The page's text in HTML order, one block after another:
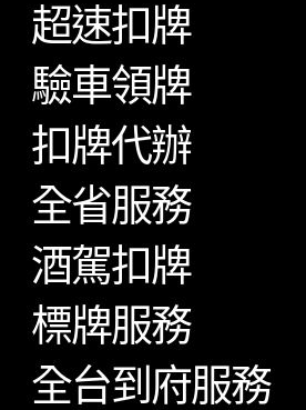
超速扣牌
驗車領牌
扣牌代辦
全省服務
酒駕扣牌
標牌服務
全台到府服務